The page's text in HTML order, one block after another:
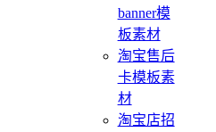
banner模
板素材
淘宝售后
卡模板素
材
淘宝店招